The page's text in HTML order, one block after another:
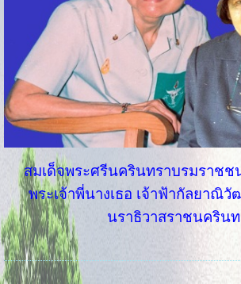
สมเด็จพระศรีนครินทราบรมราชช
พระเจ้าพี่นางเธอ เจ้าฟ้ากัลยาณิ
นราธิวาสราชนคริน